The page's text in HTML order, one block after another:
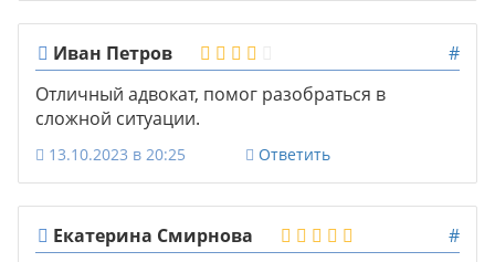
Иван Петров
#
Отличный адвокат, помог разобраться в
сложной ситуации.
13.10.2023 в 20:25 Ответить
Екатерина Смирнова
#